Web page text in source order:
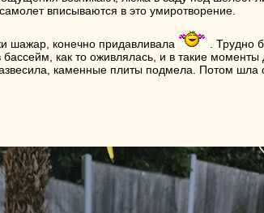
вписываются в это умиротворение.
шажар, конечно придавливала
. Трудно
как то оживлялась, и в такие
каменные плиты подмела. Потом шла